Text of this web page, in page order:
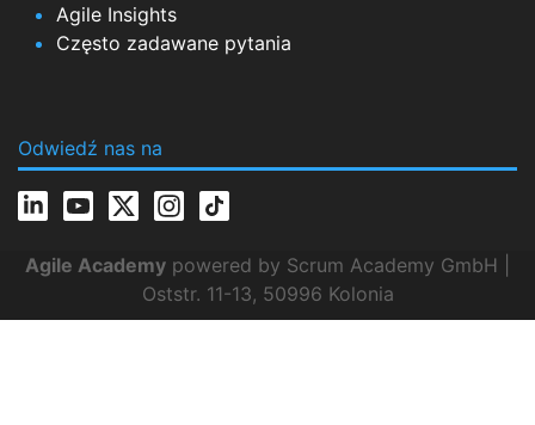
Agile Insights
Często zadawane pytania
Odwiedź nas na
Agile Academy powered by Scrum Academy GmbH |
Oststr. 11-13, 50996 Kolonia